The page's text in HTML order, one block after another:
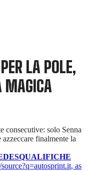
LA POLE,
MAGICA
consecutive: solo Senna
finalmente la
QUALIFICHE
, as